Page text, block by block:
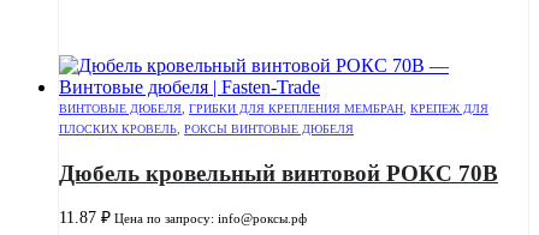
ВИНТОВЫЕ ДЮБЕЛЯ ГРИБКИ ДЛЯ КРЕПЛЕНИЯ МЕМБРАН КРЕПЕЖ ДЛЯ
ПЛОСКИХ КРОВЕЛЬ РОКСЫ ВИНТОВЫЕ ДЮБЕЛЯ
Дюбель кровельный винтовой РОКС 70В
11.87 ₽ Цена по запросу: info@роксы.рф